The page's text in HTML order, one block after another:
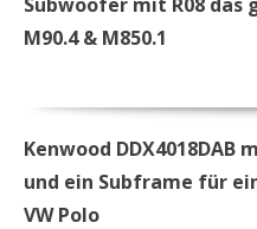
M90.4 & M850.1
Kenwood DDX4018DAB
und ein Subframe für
VW Polo